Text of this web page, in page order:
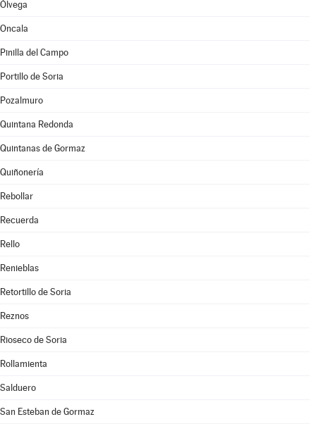
Ólvega
Oncala
Pinilla del Campo
Portillo de Soria
Pozalmuro
Quintana Redonda
Quintanas de Gormaz
Quiñonería
Rebollar
Recuerda
Rello
Renieblas
Retortillo de Soria
Reznos
Rioseco de Soria
Rollamienta
Salduero
San Esteban de Gormaz